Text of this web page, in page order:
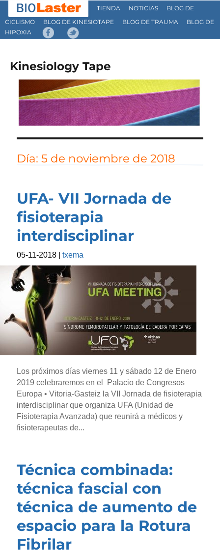
TIENDA NOTICIAS
BLOG DE
CICLISMO
BLOG DE KINESIOTAPE BLOG DE TRAUMA
BLOG DE
HIPOXIA
Kinesiology Tape
Día:5 de noviembre de 2018
UFA- VII Jornada de
fisioterapia
interdisciplinar
05-11-2018 |txema
Los próximos días viernes 11 y sábado 12 de Enero
2019 celebraremos en el Palacio de Congresos
Europa • Vitoria-Gasteiz la VII Jornada de fisioterapia
interdisciplinar que organiza UFA (Unidad de
Fisioterapia Avanzada) que reunirá a médicos y
fisioterapeutas de...
Técnica combinada:
técnica fascial con
técnica de aumento de
espacio para la Rotura
Fibrilar